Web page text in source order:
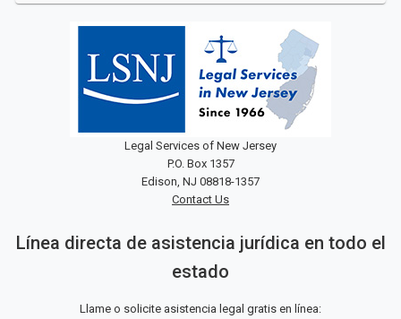
Legal Services of New Jersey
P.O. Box 1357
Edison, NJ 08818-1357
Contact Us
Línea directa de asistencia jurídica en todo el
estado
Llame o solicite asistencia legal gratis en línea: